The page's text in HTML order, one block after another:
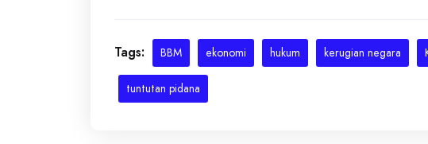
Tags: BBM ekonomi hukum kerugian negara
tuntutan pidana